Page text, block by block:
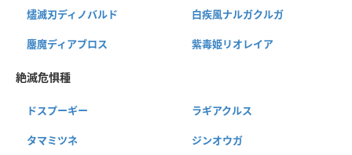
燼滅刃ディノバルド 白疾風ナルガクルガ
鏖魔ディアブロス 紫毒姫リオレイア
絶滅危惧種
ドスプーギー ラギアクルス
タマミツネ ジンオウガ